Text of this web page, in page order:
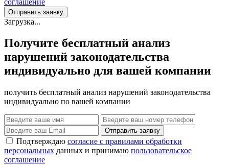
Отправить заявку
Загрузка...
Получите бесплатный анализ
нарушений законодательства
индивидуально для вашей компании
получить бесплатный анализ нарушений законодательства
индивидуально по вашей компании
Отправить заявку
Подтверждаю согласие с правилами обработки
персональных данных и принимаю пользовательское
соглашение